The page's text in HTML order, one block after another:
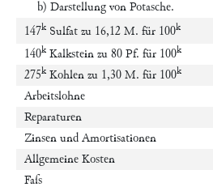
b) Darstellung von Potasche.
147k Sulfat zu 16,12 M. für 100k
140k Kalkstein zu 80 Pf. für 100k
275k Kohlen zu 1,30 M. für 100k
Arbeitslohne
Reparaturen
Zinsen und Amortisationen
Allgemeine Kosten
Faſs